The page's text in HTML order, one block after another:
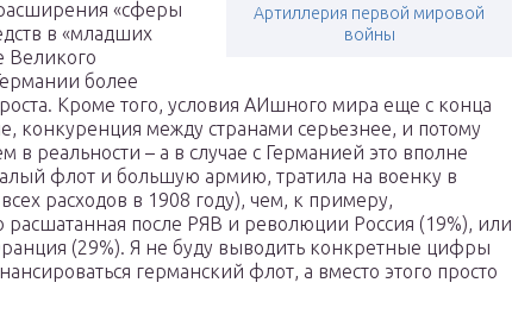
Артиллерия первой мировой
войны
«сферы
в «младших
Великого
более
Кроме того, условия АИшного мира еще с конца
конкуренция между странами серьезнее, и потому
реальности – а в случае с Германией это вполне
флот и большую армию, тратила на военку в
расходов в 1908 году), чем, к примеру,
после РЯВ и революции Россия (19%), или
(29%). Я не буду выводить конкретные цифры
германский флот, а вместо этого просто